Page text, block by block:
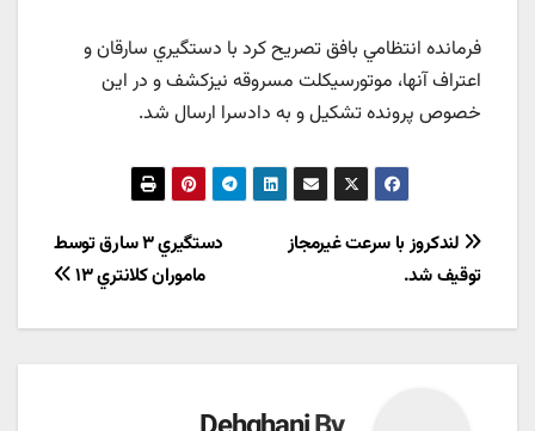
فرمانده انتظامي بافق تصريح کرد با دستگيري سارقان و
اعتراف آنها، موتورسيکلت مسروقه نيزکشف و در اين
خصوص پرونده تشکيل و به دادسرا ارسال شد.
راهبری
نوشته
دستگيري ۳ سارق توسط
ماموران کلانتري ۱۳
لندکروز با سرعت غیرمجاز
توقیف شد.